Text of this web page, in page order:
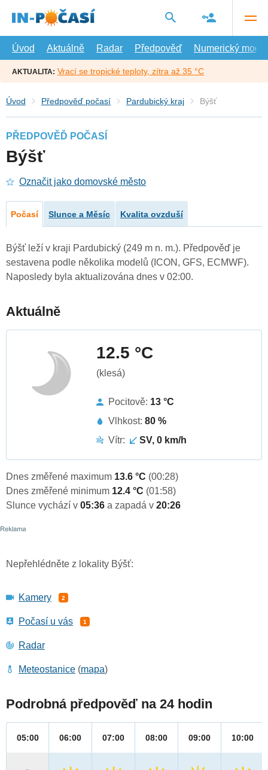
hlavní
Úvod
Aktuálně Radar Předpověď Numerický model
AKTUALITA: Vrací se tropické teploty, zítra až 35 °C
Úvod Předpověď počasí Pardubický kraj Býšť
PŘEDPOVĚĎ POČASÍ
Býšť
Označit jako domovské město
Počasí Slunce a Měsíc Kvalita ovzduší
Býšť leží v kraji Pardubický (249 m n. m.). Předpověď je
sestavena podle několika modelů (ICON, GFS, ECMWF).
Naposledy byla aktualizována dnes v 02:00.
Aktuálně
12.5 °C
(klesá)
Pocitově: 13 °C
Vlhkost: 80 %
Vítr:
SV, 0 km/h
Dnes změřené maximum 13.6 °C (00:28)
Dnes změřené minimum 12.4 °C (01:58)
Slunce vychází v 05:36 a zapadá v 20:26
Nepřehlédněte z lokality Býšť:
Kamery 2
Počasí u vás 1
Radar
Meteostanice (mapa)
Podrobná předpověď na 24 hodin
05:00 06:00 07:00 08:00 09:00 10:00